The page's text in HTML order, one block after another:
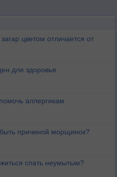
цветом отличается от
для здоровья
аллергикам
причиной морщинок?
спать неумытым?